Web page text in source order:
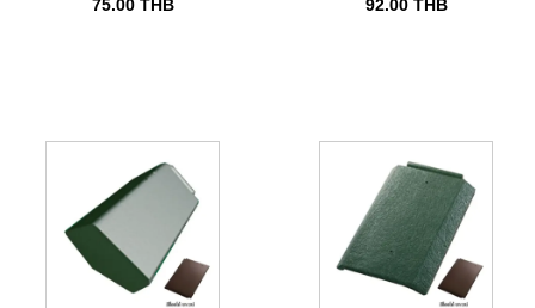
75.00 THB 92.00 THB